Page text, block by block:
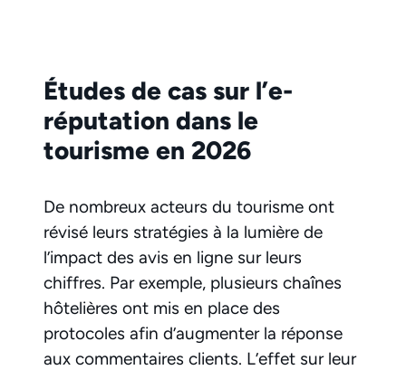
Études de cas sur l’e-
réputation dans le
tourisme en 2026
De nombreux acteurs du tourisme ont
révisé leurs stratégies à la lumière de
l’impact des avis en ligne sur leurs
chiffres. Par exemple, plusieurs chaînes
hôtelières ont mis en place des
protocoles afin d’augmenter la réponse
aux commentaires clients. L’effet sur leur